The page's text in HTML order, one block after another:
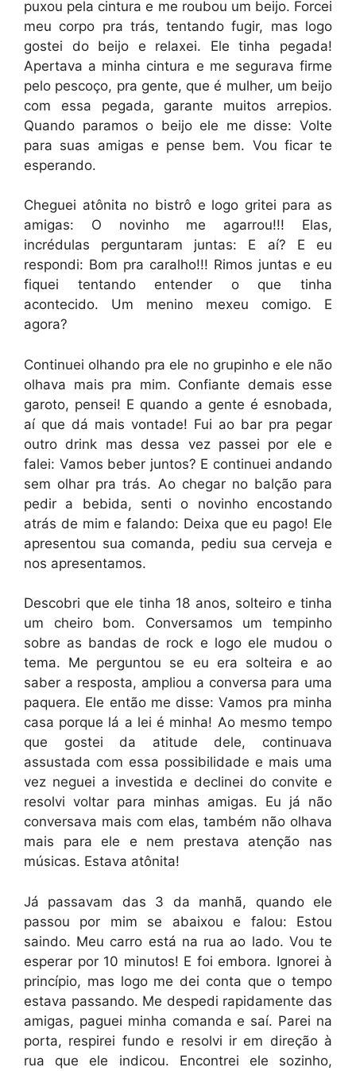
puxou pela cintura e me roubou um beijo. Forcei
meu corpo pra trás, tentando fugir, mas logo
gostei do beijo e relaxei. Ele tinha pegada!
Apertava a minha cintura e me segurava firme
pelo pescoço, pra gente, que é mulher, um beijo
com essa pegada, garante muitos arrepios.
Quando paramos o beijo ele me disse: Volte
para suas amigas e pense bem. Vou ficar te
esperando.
Cheguei atônita no bistrô e logo gritei para as
amigas: O novinho me agarrou!!! Elas,
incrédulas perguntaram juntas: E aí? E eu
respondi: Bom pra caralho!!! Rimos juntas e eu
fiquei tentando entender o que tinha
acontecido. Um menino mexeu comigo. E
agora?
Continuei olhando pra ele no grupinho e ele não
olhava mais pra mim. Confiante demais esse
garoto, pensei! E quando a gente é esnobada,
aí que dá mais vontade! Fui ao bar pra pegar
outro drink mas dessa vez passei por ele e
falei: Vamos beber juntos? E continuei andando
sem olhar pra trás. Ao chegar no balção para
pedir a bebida, senti o novinho encostando
atrás de mim e falando: Deixa que eu pago! Ele
apresentou sua comanda, pediu sua cerveja e
nos apresentamos.
Descobri que ele tinha 18 anos, solteiro e tinha
um cheiro bom. Conversamos um tempinho
sobre as bandas de rock e logo ele mudou o
tema. Me perguntou se eu era solteira e ao
saber a resposta, ampliou a conversa para uma
paquera. Ele então me disse: Vamos pra minha
casa porque lá a lei é minha! Ao mesmo tempo
que gostei da atitude dele, continuava
assustada com essa possibilidade e mais uma
vez neguei a investida e declinei do convite e
resolvi voltar para minhas amigas. Eu já não
conversava mais com elas, também não olhava
mais para ele e nem prestava atenção nas
músicas. Estava atônita!
Já passavam das 3 da manhã, quando ele
passou por mim se abaixou e falou: Estou
saindo. Meu carro está na rua ao lado. Vou te
esperar por 10 minutos! E foi embora. Ignorei à
princípio, mas logo me dei conta que o tempo
estava passando. Me despedi rapidamente das
amigas, paguei minha comanda e saí. Parei na
porta, respirei fundo e resolvi ir em direção à
rua que ele indicou. Encontrei ele sozinho,